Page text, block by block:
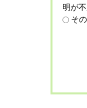
明が
そ